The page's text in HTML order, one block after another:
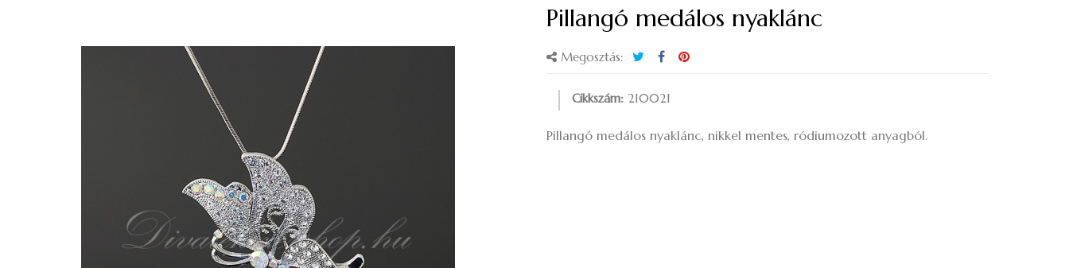
Pillangó medálos nyaklánc
Megosztás:
Cikkszám: 210021
Pillangó medálos nyaklánc, nikkel mentes, ródiumozott anyagból.